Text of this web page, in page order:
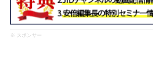
※ スポンサー